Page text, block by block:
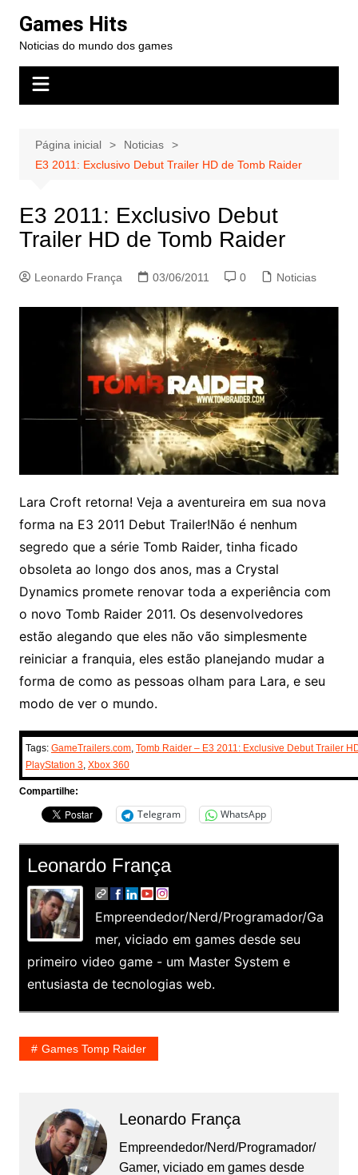
para
conteúdo
Games Hits
Noticias do mundo dos games
Página inicial
Noticias
E3 2011: Exclusivo Debut Trailer HD de Tomb Raider
E3 2011: Exclusivo Debut
Trailer HD de Tomb Raider
Leonardo França 03/06/2011 0 Noticias
Lara Croft retorna! Veja a aventureira em sua nova
forma na E3 2011 Debut Trailer!Não é nenhum
segredo que a série Tomb Raider, tinha ficado
obsoleta ao longo dos anos, mas a Crystal
Dynamics promete renovar toda a experiência com
o novo Tomb Raider 2011. Os desenvolvedores
estão alegando que eles não vão simplesmente
reiniciar a franquia, eles estão planejando mudar a
forma de como as pessoas olham para Lara, e seu
modo de ver o mundo.
Tags: GameTrailers.com, Tomb Raider – E3 2011: Exclusive Debut Trailer
PlayStation 3, Xbox 360
Compartilhe:
Telegram WhatsApp
Leonardo França
Empreendedor/Nerd/Programador/Ga
mer, viciado em games desde seu
primeiro video game - um Master System e
entusiasta de tecnologias web.
Games Tomp Raider
Leonardo França
Empreendedor/Nerd/Programador/
Gamer, viciado em games desde